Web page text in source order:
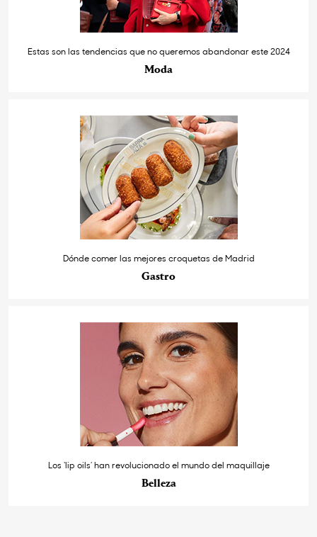
Estas son las tendencias que no queremos abandonar este 2024
Moda
Dónde comer las mejores croquetas de Madrid
Gastro
Los ‘lip oils’ han revolucionado el mundo del maquillaje
Belleza